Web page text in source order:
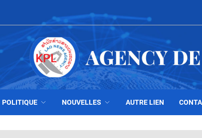
POLITIQUE NOUVELLES AUTRE LIEN